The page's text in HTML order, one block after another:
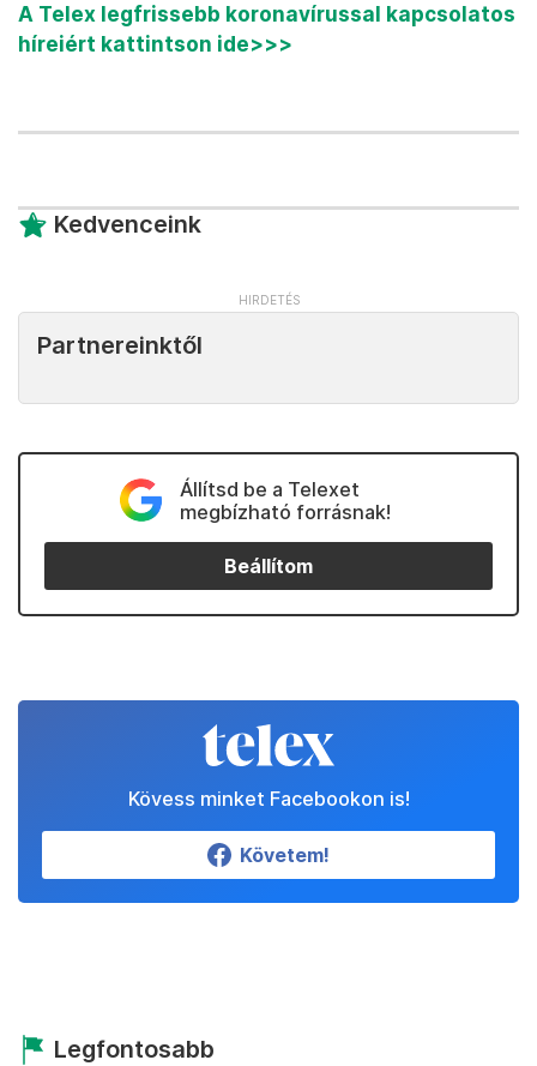
A Telex legfrissebb koronavírussal kapcsolatos
híreiért kattintson ide>>>
Kedvenceink
Partnereinktől
Állítsd be a Telexet
megbízható forrásnak!
Beállítom
Kövess minket Facebookon is!
Követem!
Legfontosabb